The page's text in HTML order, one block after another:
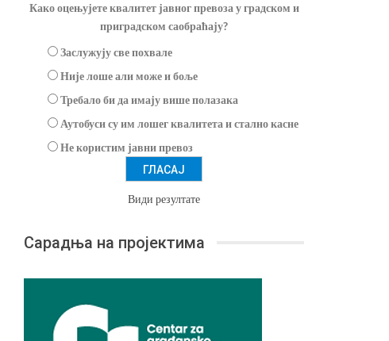
Како оцењујете квалитет јавног превоза у градском и
приградском саобраћају?
Заслужују све похвале
Није лоше али може и боље
Требало би да имају више полазака
Аутобуси су им лошег квалитета и стално касне
Не користим јавни превоз
Види резултате
Сарадња на пројектима